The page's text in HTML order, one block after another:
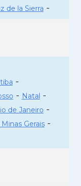
de la Sierra -
-
- Natal -
de Janeiro -
Gerais-